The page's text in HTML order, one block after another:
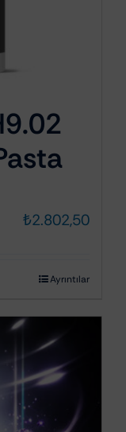
₺2.802,50
Ayrıntılar